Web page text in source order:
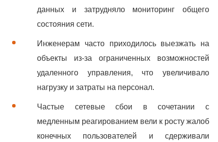
данных и затрудняло мониторинг общего
состояния сети.
Инженерам часто приходилось выезжать на
объекты из-за ограниченных возможностей
удаленного управления, что увеличивало
нагрузку и затраты на персонал.
Частые сетевые сбои в сочетании с
медленным реагированием вели к росту жалоб
конечных пользователей и сдерживали